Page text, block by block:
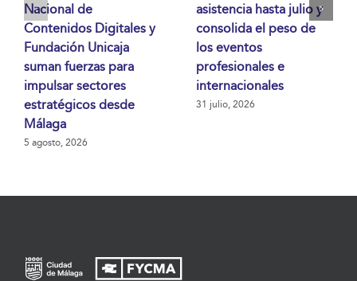
Nacional de
Contenidos Digitales y
Fundación Unicaja
suman fuerzas para
impulsar sectores
estratégicos desde
Málaga
5 agosto, 2026
asistencia hasta julio y
consolida el peso de
los eventos
profesionales e
internacionales
31 julio, 2026